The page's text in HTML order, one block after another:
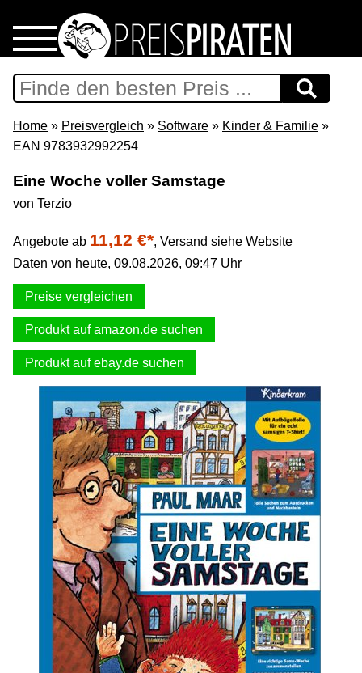
Home
Download
Support & Newsletter
Presse
Datenschutz
Impressum
Home » Preisvergleich » Software » Kinder & Familie »
EAN 9783932992254
Eine Woche voller Samstage
von Terzio
Angebote ab 11,12 €*, Versand siehe Website
Daten von heute, 09.08.2026, 09:47 Uhr
Preise vergleichen
Produkt auf amazon.de suchen
Produkt auf ebay.de suchen